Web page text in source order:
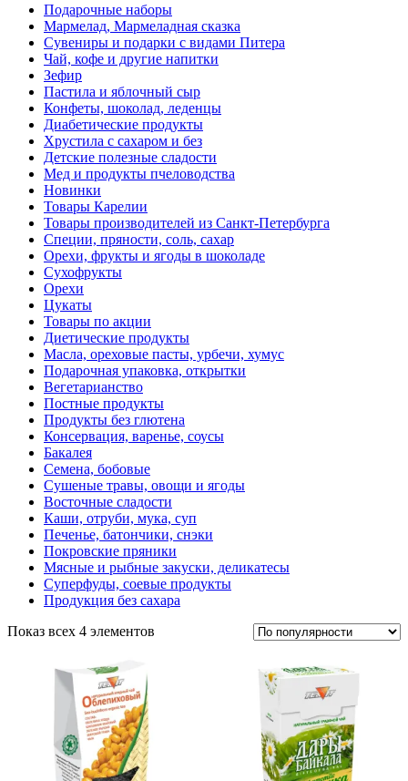
Подарочные наборы
Мармелад, Мармеладная сказка
Сувениры и подарки с видами Питера
Чай, кофе и другие напитки
Зефир
Пастила и яблочный сыр
Конфеты, шоколад, леденцы
Диабетические продукты
Хрустила с сахаром и без
Детские полезные сладости
Мед и продукты пчеловодства
Новинки
Товары Карелии
Товары производителей из Санкт-Петербурга
Специи, пряности, соль, сахар
Орехи, фрукты и ягоды в шоколаде
Сухофрукты
Орехи
Цукаты
Товары по акции
Диетические продукты
Масла, ореховые пасты, урбечи, хумус
Подарочная упаковка, открытки
Вегетарианство
Постные продукты
Продукты без глютена
Консервация, варенье, соусы
Бакалея
Семена, бобовые
Сушеные травы, овощи и ягоды
Восточные сладости
Каши, отруби, мука, суп
Печенье, батончики, снэки
Покровские пряники
Мясные и рыбные закуски, деликатесы
Суперфуды, соевые продукты
Продукция без сахара
Показ всех 4 элементов